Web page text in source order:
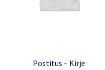
Postitus – Kirje